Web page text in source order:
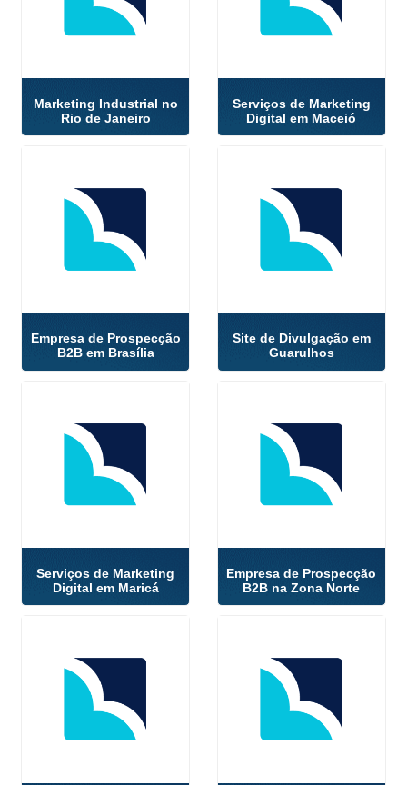
Marketing Industrial no
Rio de Janeiro
Serviços de Marketing
Digital em Maceió
Empresa de Prospecção
B2B em Brasília
Site de Divulgação em
Guarulhos
Serviços de Marketing
Digital em Maricá
Empresa de Prospecção
B2B na Zona Norte